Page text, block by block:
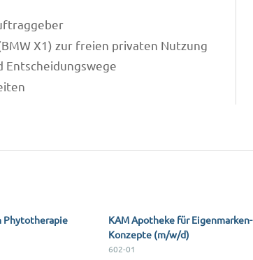
X1) zur freien privaten Nutzung
Entscheidungswege
Phytotherapie
KAM Apotheke für Eigenmarken-
Konzepte (m/w/d)
602-01